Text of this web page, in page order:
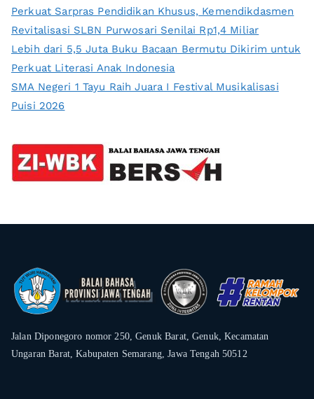
Perkuat Sarpras Pendidikan Khusus, Kemendikdasmen
Revitalisasi SLBN Purwosari Senilai Rp1,4 Miliar
Lebih dari 5,5 Juta Buku Bacaan Bermutu Dikirim untuk
Perkuat Literasi Anak Indonesia
SMA Negeri 1 Tayu Raih Juara I Festival Musikalisasi
Puisi 2026
Jalan Diponegoro nomor 250, Genuk Barat, Genuk, Kecamatan
Ungaran Barat, Kabupaten Semarang, Jawa Tengah 50512